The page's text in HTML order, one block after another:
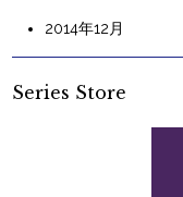
2014年12月
Series Store